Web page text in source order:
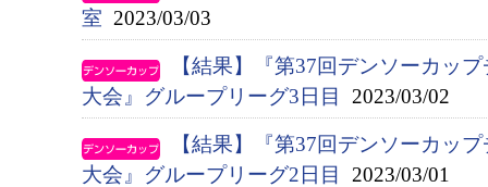
室 2023/03/03
【結果】『第37回デンソーカッ
大会』グループリーグ3日目
2023/03/02
【結果】『第37回デンソーカッ
大会』グループリーグ2日目
2023/03/01